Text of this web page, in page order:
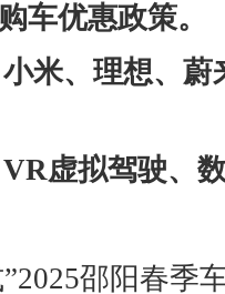
车优惠政策。
米、 理想、蔚
虚拟驾驶、